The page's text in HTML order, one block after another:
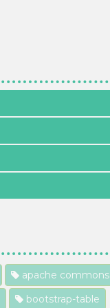
apache commons
bootstrap-table